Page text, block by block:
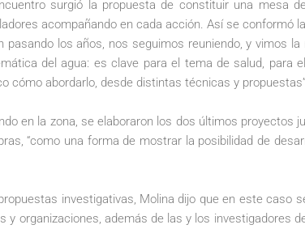
surgió la propuesta de constituir una mesa
acompañando en cada acción. Así se conformó
pasando los años, nos seguimos reuniendo, y vimos
del agua: es clave para el tema de salud, para
cómo abordarlo, desde distintas técnicas y
en la zona, se elaboraron los dos últimos proyectos
“como una forma de mostrar la posibilidad de
investigativas, Molina dijo que en este caso
organizaciones, además de las y los investigadores